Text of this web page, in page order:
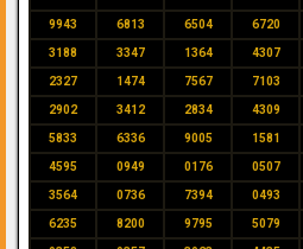
9943 6813 6504 6720
3188 3347 1364 4307
2327 1474 7567 7103
2902 3412 2834 4309
5833 6336 9005 1581
4595 0949 0176 0507
3564 0736 7394 0493
6235 8200 9795 5079